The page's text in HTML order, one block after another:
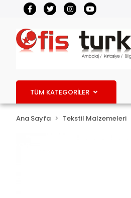
TÜM KATEGORİLER
Ana Sayfa Tekstil Malzemeleri